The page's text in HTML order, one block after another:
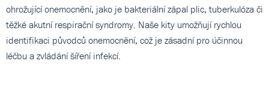
ohrožující onemocnění, jako je bakteriální zápal plic, tuberkulóza či
těžké akutní respirační syndromy. Naše kity umožňují rychlou
identifikaci původců onemocnění, což je zásadní pro účinnou
léčbu a zvládání šíření infekcí.